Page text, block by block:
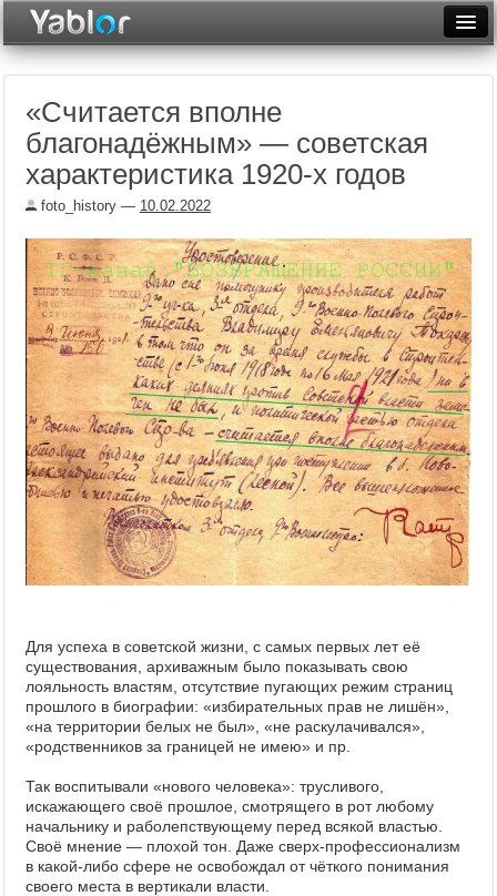
Неделя
Месяц
Архив
Фототоп
Видеотоп
«Считается вполне
благонадёжным» — советская
характеристика 1920-х годов
foto_history — 10.02.2022
Для успеха в советской жизни, с самых первых лет её
существования, архиважным было показывать свою
лояльность властям, отсутствие пугающих режим страниц
прошлого в биографии: «избирательных прав не лишён»,
«на территории белых не был», «не раскулачивался»,
«родственников за границей не имею» и пр.
Так воспитывали «нового человека»: трусливого,
искажающего своё прошлое, смотрящего в рот любому
начальнику и раболепствующему перед всякой властью.
Своё мнение — плохой тон. Даже сверх-профессионализм
в какой-либо сфере не освобождал от чёткого понимания
своего места в вертикали власти.